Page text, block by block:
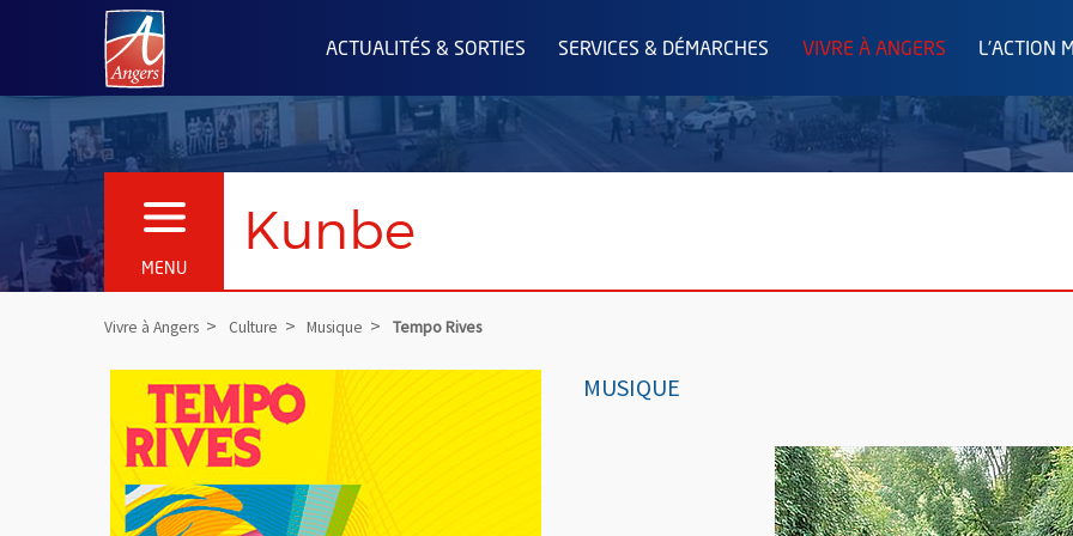
Angers.fr : Retour à l'accueil
ACTUALITÉS & SORTIES SERVICES & DÉMARCHES VIVRE À ANGERS L'ACTION
MENU
OUVRIR LE MENU Kunbe
Vivre à Angers Culture Musique Tempo Rives
MUSIQUE